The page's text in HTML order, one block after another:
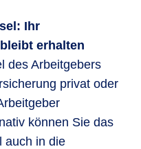
Ihr
erhalten
des Arbeitgebers
privat oder
können Sie das
auch in die